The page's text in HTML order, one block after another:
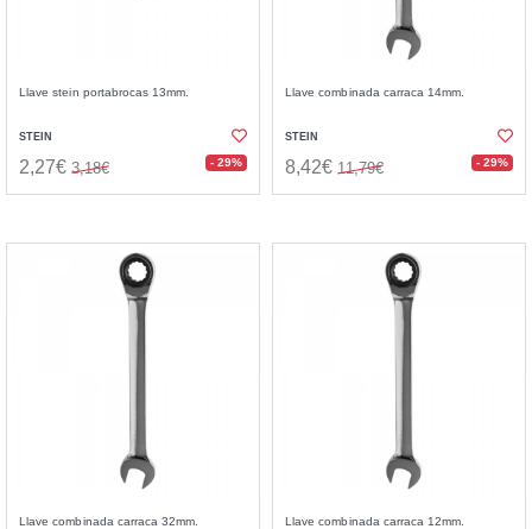
Llave stein portabrocas 13mm.
STEIN
2,27€ 3,18€ - 29%
Llave combinada carraca 14mm.
STEIN
8,42€ 11,79€ - 29%
Llave combinada carraca 32mm. Llave combinada carraca 12mm.